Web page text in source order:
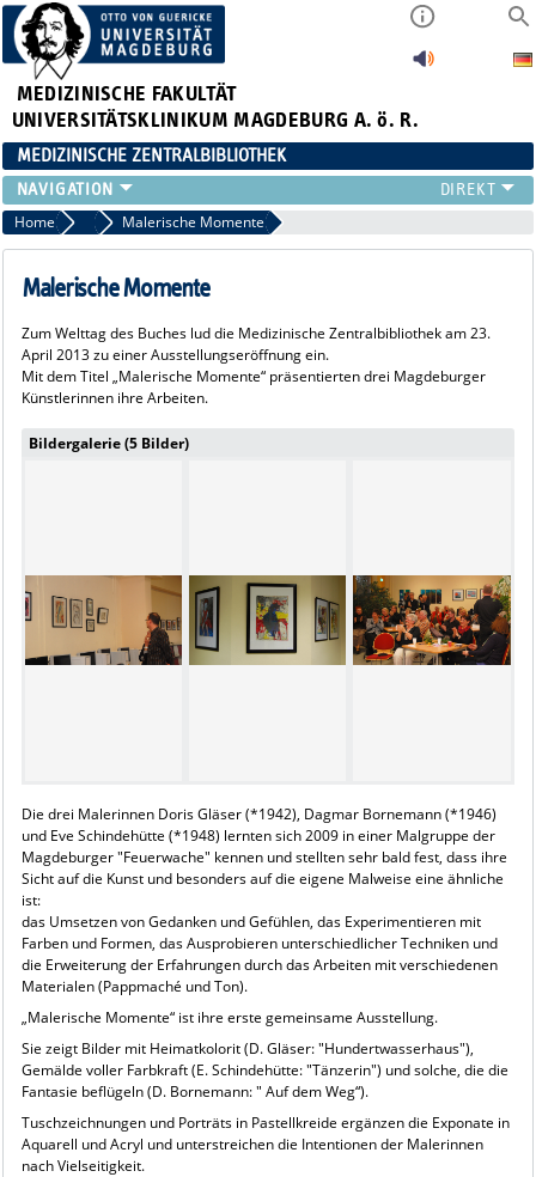
MEDIZINISCHE FAKULTÄT
UNIVERSITÄTSKLINIKUM MAGDEBURG A. ö. R.
MEDIZINISCHE ZENTRALBIBLIOTHEK
LITERATURSUCHE
SERVICE
INFORMATIONSKOMPETENZ
PUBLIZIEREN
NEU HIER?
SUCHE A-Z
Home 2013 Malerische Momente
Malerische Momente
Zum Welttag des Buches lud die Medizinische Zentralbibliothek am 23.
April 2013 zu einer Ausstellungseröffnung ein.
Mit dem Titel „Malerische Momente“ präsentierten drei Magdeburger
Künstlerinnen ihre Arbeiten.
Bildergalerie (5 Bilder)
Die drei Malerinnen Doris Gläser (*1942), Dagmar Bornemann (*1946)
und Eve Schindehütte (*1948) lernten sich 2009 in einer Malgruppe der
Magdeburger "Feuerwache" kennen und stellten sehr bald fest, dass ihre
Sicht auf die Kunst und besonders auf die eigene Malweise eine ähnliche
ist:
das Umsetzen von Gedanken und Gefühlen, das Experimentieren mit
Farben und Formen, das Ausprobieren unterschiedlicher Techniken und
die Erweiterung der Erfahrungen durch das Arbeiten mit verschiedenen
Materialen (Pappmaché und Ton).
„Malerische Momente“ ist ihre erste gemeinsame Ausstellung.
Sie zeigt Bilder mit Heimatkolorit (D. Gläser: "Hundertwasserhaus"),
Gemälde voller Farbkraft (E. Schindehütte: "Tänzerin") und solche, die die
Fantasie beflügeln (D. Bornemann: " Auf dem Weg“).
Tuschzeichnungen und Porträts in Pastellkreide ergänzen die Exponate in
Aquarell und Acryl und unterstreichen die Intentionen der Malerinnen
nach Vielseitigkeit.